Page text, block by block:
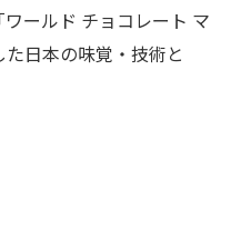
ールド チョコレート マ
日本の味覚・技術と